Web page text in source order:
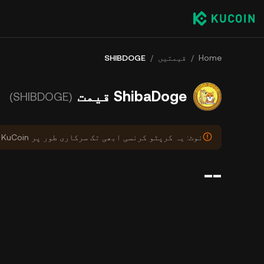
Home
/ قیمتیں /
SHIBDOGE
ShibaDoge قیمت (SHIBDOGE)
نوٹ: یہ کرپٹو کرنسی ابھی تک سرکاری طور پر KuCoin پر درج نہیں ہوئی ہے۔
--